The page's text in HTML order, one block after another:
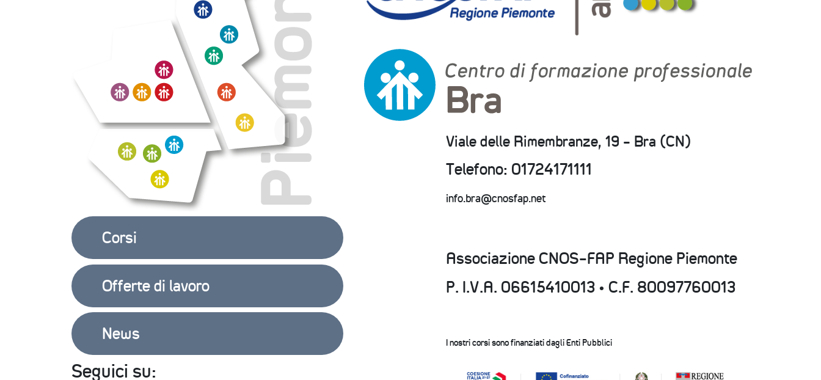
Corsi
Offerte di lavoro
News
Seguici su:
Viale delle Rimembranze, 19 - Bra (CN)
Telefono: 01724171111
info.bra@cnosfap.net
Associazione CNOS-FAP Regione Piemonte
P. I.V.A. 06615410013 • C.F. 80097760013
I nostri corsi sono finanziati dagli Enti Pubblici